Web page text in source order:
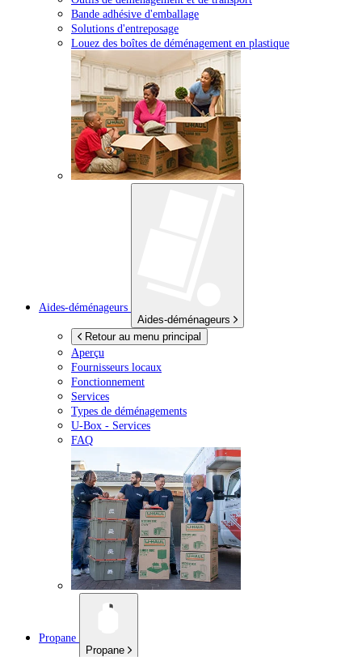
Bande adhésive d'emballage
Solutions d'entreposage
Louez des boîtes de déménagement en plastique
Aides-déménageurs
Aides-déménageurs
Retour au menu principal
Aperçu
Fournisseurs locaux
Fonctionnement
Services
Types de déménagements
U-Box - Services
FAQ
Propane
Propane